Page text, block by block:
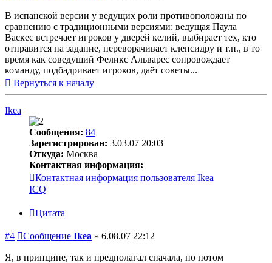
В испанской версии у ведущих роли противоположны по
сравнению с традиционными версиями: ведущая Паула
Васкес встречает игроков у дверей келий, выбирает тех, кто
отправится на задание, переворачивает клепсидру и т.п., в то
время как соведущий Феликс Альварес сопровождает
команду, подбадривает игроков, даёт советы...
Вернуться к началу
Ikea
Сообщения: 84
Зарегистрирован: 3.03.07 20:03
Откуда: Москва
Контактная информация:
Контактная информация пользователя Ikea
ICQ
Цитата
#4 Сообщение Ikea » 6.08.07 22:12
Я, в принципе, так и предполагал сначала, но потом